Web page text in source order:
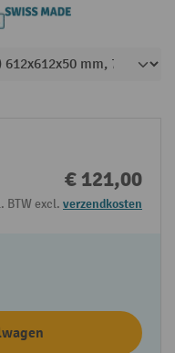
€ 121,00
BTW excl. verzendkosten